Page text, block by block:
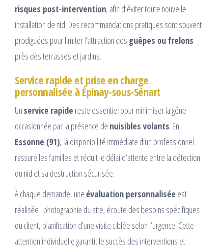
risques post-intervention, afin d’éviter toute nouvelle
installation de nid. Des recommandations pratiques sont souvent
prodiguées pour limiter l’attraction des guêpes ou frelons
près des terrasses et jardins.
Service rapide et prise en charge
personnalisée à Épinay-sous-Sénart
Un service rapide reste essentiel pour minimiser la gêne
occasionnée par la présence de nuisibles volants. En
Essonne (91), la disponibilité immédiate d’un professionnel
rassure les familles et réduit le délai d’attente entre la détection
du nid et sa destruction sécurisée.
À chaque demande, une évaluation personnalisée est
réalisée : photographie du site, écoute des besoins spécifiques
du client, planification d’une visite ciblée selon l’urgence. Cette
attention individuelle garantit le succès des interventions et